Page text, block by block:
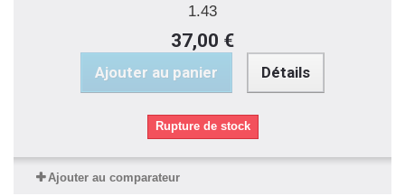
1.43
37,00 €
Ajouter au panier Détails
Rupture de stock
Ajouter au comparateur